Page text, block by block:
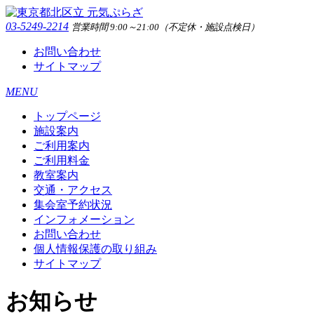
03-5249-2214 営業時間 9:00～21:00（不定休・施設点検日）
お問い合わせ
サイトマップ
MENU
トップページ
施設案内
ご利用案内
ご利用料金
教室案内
交通・アクセス
集会室予約状況
インフォメーション
お問い合わせ
個人情報保護の取り組み
サイトマップ
お知らせ